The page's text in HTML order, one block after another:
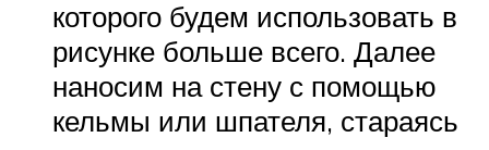
которого будем использовать в
рисунке больше всего. Далее
наносим на стену с помощью
кельмы или шпателя, стараясь